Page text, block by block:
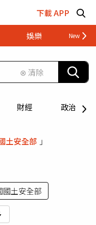
下載 APP
娛樂 財經
⊗ 清除
財經 政治
土安全部 」
國土安全部